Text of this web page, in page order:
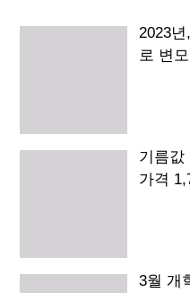
2023
로 변
기름값
가격
3월 개